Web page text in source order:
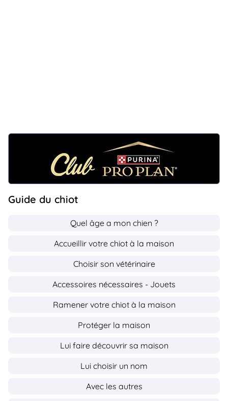
Guide du chiot
Quel âge a mon chien ?
Accueillir votre chiot à la maison
Choisir son vétérinaire
Accessoires nécessaires - Jouets
Ramener votre chiot à la maison
Protéger la maison
Lui faire découvrir sa maison
Lui choisir un nom
Avec les autres